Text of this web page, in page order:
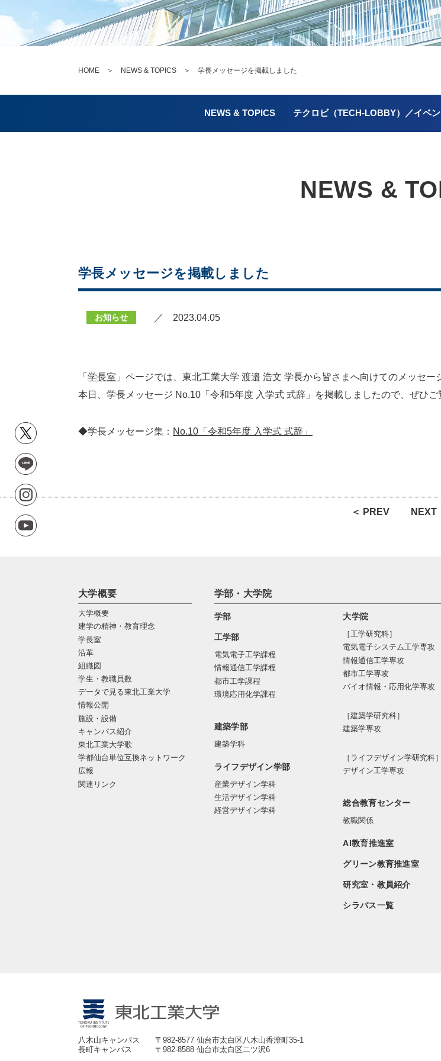
HOME ＞ NEWS & TOPICS ＞ 学長メッセージを掲載しました
NEWS & TOPICS テクロビ（TECH-LOBBY）／イベン
NEWS &
学長メッセージを掲載しました
お知らせ ／ 2023.04.05
「 学長室 」ページでは、東北工業大学 渡邉 浩文 学長から皆さまへ向けてのメッセー
本日、学長メッセージ No.10「令和5年度 入学式 式辞」を掲載しましたので、ぜひご
◆学長メッセージ集： No.10「令和5年度 入学式 式辞」
＜ PREV NEXT
大学概要
大学概要
建学の精神・教育理念
学長室
沿革
組織図
学生・教職員数
データで見る東北工業大学
情報公開
施設・設備
キャンパス紹介
東北工業大学歌
学都仙台単位互換ネットワーク
広報
関連リンク
学部・大学院
学部
工学部
電気電子工学課程
情報通信工学課程
都市工学課程
環境応用化学課程
建築学部
建築学科
ライフデザイン学部
産業デザイン学科
生活デザイン学科
経営デザイン学科
大学院
［工学研究科］
電気電⼦システム⼯学専攻
情報通信⼯学専攻
都市⼯学専攻
バイオ情報・応⽤化学専攻
［建築学研究科］
建築学専攻
［ライフデザイン学研究科］
デザイン工学専攻
総合教育センター
教職関係
AI教育推進室
グリーン教育推進室
研究室・教員紹介
シラバス一覧
八木山キャンパス
〒982-8577 仙台市太白区八木山香澄町35-1
長町キャンパス
〒982-8588 仙台市太白区二ツ沢6